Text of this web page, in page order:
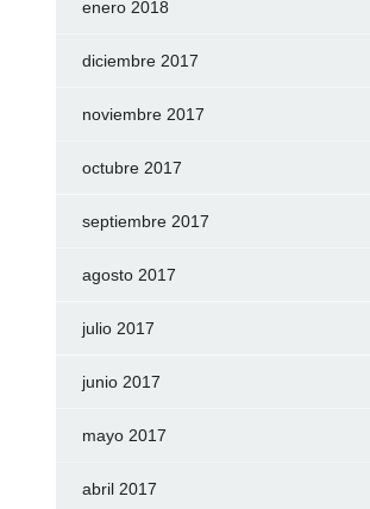
enero 2018
diciembre 2017
noviembre 2017
octubre 2017
septiembre 2017
agosto 2017
julio 2017
junio 2017
mayo 2017
abril 2017